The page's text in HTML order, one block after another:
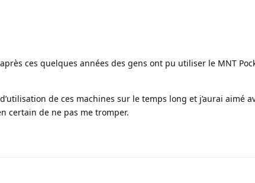
ces quelques années des gens ont pu utiliser le MNT
de ces machines sur le temps long et j’aurai aimé
certain de ne pas me tromper.